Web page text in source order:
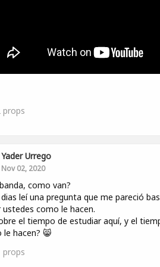
props
Yader Urrego
Nov 02, 2020
como van?
leí una pregunta que me pareció
ustedes como le hacen.
el tiempo de estudiar aquí, y el
le hacen? 😸
props